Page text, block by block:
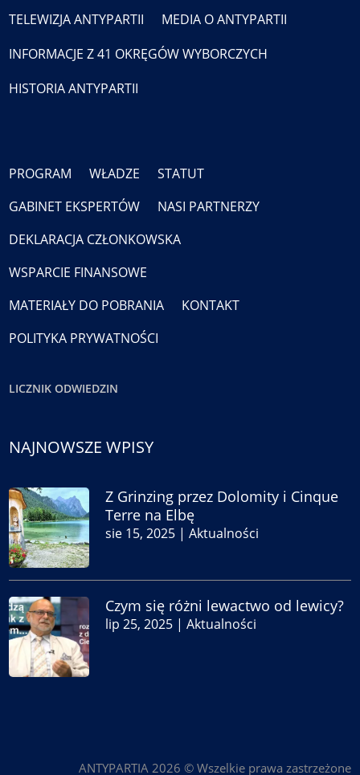
TELEWIZJA ANTYPARTII
MEDIA O ANTYPARTII
INFORMACJE Z 41 OKRĘGÓW WYBORCZYCH
HISTORIA ANTYPARTII
PROGRAM WŁADZE
STATUT
GABINET EKSPERTÓW
NASI PARTNERZY
DEKLARACJA CZŁONKOWSKA
WSPARCIE FINANSOWE
MATERIAŁY DO POBRANIA
KONTAKT
POLITYKA PRYWATNOŚCI
LICZNIK ODWIEDZIN
NAJNOWSZE WPISY
Z Grinzing przez Dolomity i Cinque
Terre na Elbę
sie 15, 2025 |Aktualności
Czym się różni lewactwo od lewicy?
lip 25, 2025 |Aktualności
ANTYPARTIA 2026 © Wszelkie prawa zastrzeżone